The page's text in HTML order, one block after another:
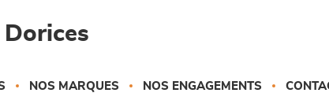
NOS MARQUES NOS ENGAGEMENTS